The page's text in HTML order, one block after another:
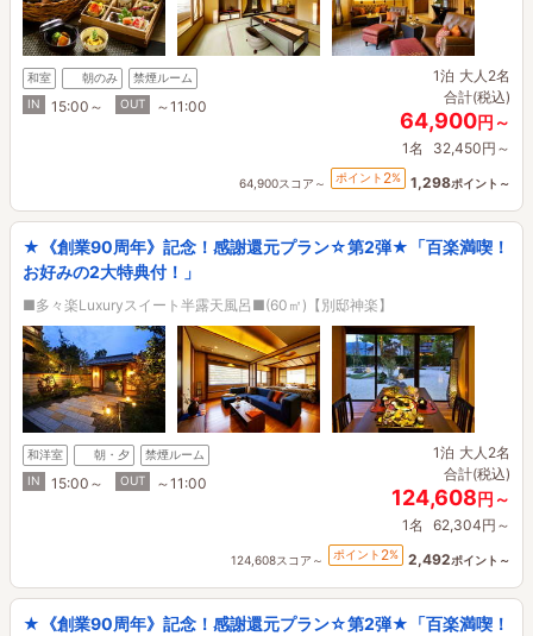
和室 朝のみ
禁煙ルーム
IN
15:00～ OUT ～11:00
1泊 大人2名
合計(税込)
64,900円～
1名 32,450円～
64,900スコア～ ポイント 2% 1,298ポイント～
★《創業90周年》記念！感謝還元プラン☆第2弾★「百楽満喫！
お好みの2大特典付！」
■多々楽Luxuryスイート半露天風呂■(60㎡)【別邸神楽】
和洋室 朝・夕
禁煙ルーム
IN
15:00～ OUT ～11:00
1泊 大人2名
合計(税込)
124,608円～
1名 62,304円～
124,608スコア～ ポイント 2% 2,492ポイント～
★《創業90周年》記念！感謝還元プラン☆第2弾★「百楽満喫！